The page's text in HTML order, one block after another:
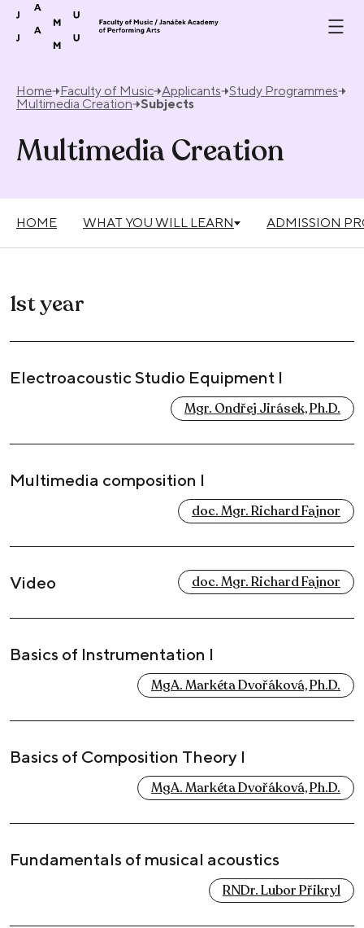
Skip to content
Home Faculty of Music Applicants Study Programmes
Multimedia Creation
Subjects
Multimedia Creation
HOME WHAT YOU WILL LEARN ADMISSION
1st year
Electroacoustic Studio Equipment I
Mgr. Ondřej Jirásek, Ph.D.
Multimedia composition I
doc. Mgr. Richard Fajnor
Video doc. Mgr. Richard Fajnor
Basics of Instrumentation I
MgA. Markéta Dvořáková, Ph.D.
Basics of Composition Theory I
MgA. Markéta Dvořáková, Ph.D.
Fundamentals of musical acoustics
RNDr. Lubor Přikryl